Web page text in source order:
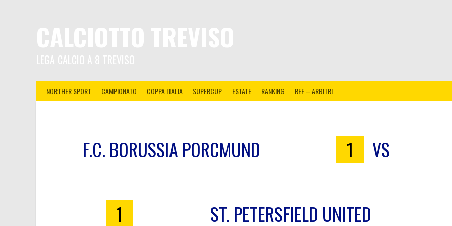
NORTHER SPORT CAMPIONATO COPPA ITALIA SUPERCUP ESTATE RANKING REF – ARBITRI
F.C. BORUSSIA PORCMUND 1 VS
1 ST. PETERSFIELD UNITED